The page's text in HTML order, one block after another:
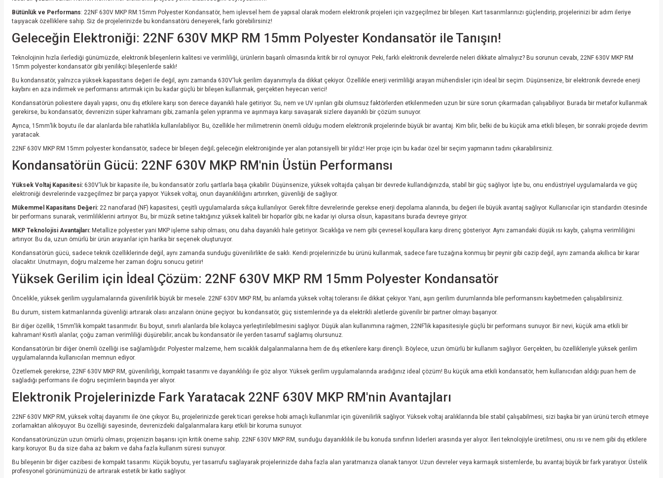
Bütünlük ve Performans: 22NF 630V MKP RM:15mm Polyester Kondansatör, hem işlevsel hem de yapısal olarak modern elektronik projeleri için vazgeçilmez bir bileşen. Kart tasarımlarınızı güçlendirip, projelerinizi bir adım ileriye
taşıyacak özelliklere sahip. Siz de projelerinizde bu kondansatörü deneyerek, farkı görebilirsiniz!
Geleceğin Elektroniği: 22NF 630V MKP RM 15mm Polyester Kondansatör ile Tanışın!
Teknolojinin hızla ilerlediği günümüzde, elektronik bileşenlerin kalitesi ve verimliliği, ürünlerin başarılı olmasında kritik bir rol oynuyor. Peki, farklı elektronik devrelerde neleri dikkate almalıyız? Bu sorunun cevabı, 22NF 630V MKP RM
15mm polyester kondansatör gibi yenilikçi bileşenlerde saklı!
Bu kondansatör, yalnızca yüksek kapasitans değeri ile değil, aynı zamanda 630V'luk gerilim dayanımıyla da dikkat çekiyor. Özellikle enerji verimliliği arayan mühendisler için ideal bir seçim. Düşünsenize, bir elektronik devrede enerji
kaybını en aza indirmek ve performansı artırmak için bu kadar güçlü bir bileşen kullanmak, gerçekten heyecan verici!
Kondansatörün poliestere dayalı yapısı, onu dış etkilere karşı son derece dayanıklı hale getiriyor. Su, nem ve UV ışınları gibi olumsuz faktörlerden etkilenmeden uzun bir süre sorun çıkarmadan çalışabiliyor. Burada bir metafor kullanmak
gerekirse, bu kondansatör, devrenizin süper kahramanı gibi; zamanla gelen yıpranma ve aşınmaya karşı savaşarak sizlere dayanıklı bir çözüm sunuyor.
Ayrıca, 15mm’lik boyutu ile dar alanlarda bile rahatlıkla kullanılabiliyor. Bu, özellikle her milimetrenin önemli olduğu modern elektronik projelerinde büyük bir avantaj. Kim bilir, belki de bu küçük ama etkili bileşen, bir sonraki projede devrim
yaratacak.
22NF 630V MKP RM 15mm polyester kondansatör, sadece bir bileşen değil; geleceğin elektroniğinde yer alan potansiyelli bir yıldız! Her proje için bu kadar özel bir seçim yapmanın tadını çıkarabilirsiniz.
Kondansatörün Gücü: 22NF 630V MKP RM'nin Üstün Performansı
Yüksek Voltaj Kapasitesi: 630V'luk bir kapasite ile, bu kondansatör zorlu şartlarla başa çıkabilir. Düşünsenize, yüksek voltajda çalışan bir devrede kullandığınızda, stabil bir güç sağlıyor. İşte bu, onu endüstriyel uygulamalarda ve güç
elektroniği devrelerinde vazgeçilmez bir parça yapıyor. Yüksek voltaj, onun dayanıklılığını artırırken, güvenliği de sağlıyor.
Mükemmel Kapasitans Değeri: 22 nanofarad (NF) kapasitesi, çeşitli uygulamalarda sıkça kullanılıyor. Gerek filtre devrelerinde gerekse enerji depolama alanında, bu değeri ile büyük avantaj sağlıyor. Kullanıcılar için standardın ötesinde
bir performans sunarak, verimliliklerini artırıyor. Bu, bir müzik setine taktığınız yüksek kaliteli bir hoparlör gibi; ne kadar iyi olursa olsun, kapasitans burada devreye giriyor.
MKP Teknolojisi Avantajları: Metallize polyester yani MKP işleme sahip olması, onu daha dayanıklı hale getiriyor. Sıcaklığa ve nem gibi çevresel koşullara karşı direnç gösteriyor. Aynı zamandaki düşük ısı kaybı, çalışma verimliliğini
artırıyor. Bu da, uzun ömürlü bir ürün arayanlar için harika bir seçenek oluşturuyor.
Kondansatörün gücü, sadece teknik özelliklerinde değil, aynı zamanda sunduğu güvenilirlikte de saklı. Kendi projelerinizde bu ürünü kullanmak, sadece fare tuzağına konmuş bir peynir gibi cazip değil, aynı zamanda akıllıca bir karar
olacaktır. Unutmayın, doğru malzeme her zaman doğru sonucu getirir!
Yüksek Gerilim için İdeal Çözüm: 22NF 630V MKP RM 15mm Polyester Kondansatör
Öncelikle, yüksek gerilim uygulamalarında güvenilirlik büyük bir mesele. 22NF 630V MKP RM, bu anlamda yüksek voltaj toleransı ile dikkat çekiyor. Yani, aşırı gerilim durumlarında bile performansını kaybetmeden çalışabilirsiniz.
Bu durum, sistem katmanlarında güvenliği artırarak olası arızaların önüne geçiyor. bu kondansatör, güç sistemlerinde ya da elektrikli aletlerde güvenilir bir partner olmayı başarıyor.
Bir diğer özellik, 15mm'lik kompakt tasarımıdır. Bu boyut, sınırlı alanlarda bile kolayca yerleştirilebilmesini sağlıyor. Düşük alan kullanımına rağmen, 22NF’lik kapasitesiyle güçlü bir performans sunuyor. Bir nevi, küçük ama etkili bir
kahraman! Kısıtlı alanlar, çoğu zaman verimliliği düşürebilir; ancak bu kondansatör ile yerden tasarruf sağlamış olursunuz.
Kondansatörün bir diğer önemli özelliği ise sağlamlığıdır. Polyester malzeme, hem sıcaklık dalgalanmalarına hem de dış etkenlere karşı dirençli. Böylece, uzun ömürlü bir kullanım sağlıyor. Gerçekten, bu özellikleriyle yüksek gerilim
uygulamalarında kullanıcıları memnun ediyor.
Özetlemek gerekirse, 22NF 630V MKP RM, güvenilirliği, kompakt tasarımı ve dayanıklılığı ile göz alıyor. Yüksek gerilim uygulamalarında aradığınız ideal çözüm! Bu küçük ama etkili kondansatör, hem kullanıcıdan aldığı puan hem de
sağladığı performans ile doğru seçimlerin başında yer alıyor.
Elektronik Projelerinizde Fark Yaratacak 22NF 630V MKP RM'nin Avantajları
22NF 630V MKP RM, yüksek voltaj dayanımı ile öne çıkıyor. Bu, projelerinizde gerek ticari gerekse hobi amaçlı kullanımlar için güvenilirlik sağlıyor. Yüksek voltaj aralıklarında bile stabil çalışabilmesi, sizi başka bir yan ürünü tercih etmeye
zorlamaktan alıkoyuyor. Bu özelliği sayesinde, devrenizdeki dalgalanmalara karşı etkili bir koruma sunuyor.
Kondansatörünüzün uzun ömürlü olması, projenizin başarısı için kritik öneme sahip. 22NF 630V MKP RM, sunduğu dayanıklılık ile bu konuda sınıfının liderleri arasında yer alıyor. İleri teknolojiyle üretilmesi, onu ısı ve nem gibi dış etkilere
karşı koruyor. Bu da size daha az bakım ve daha fazla kullanım süresi sunuyor.
Bu bileşenin bir diğer cazibesi de kompakt tasarımı. Küçük boyutu, yer tasarrufu sağlayarak projelerinizde daha fazla alan yaratmanıza olanak tanıyor. Uzun devreler veya karmaşık sistemlerde, bu avantaj büyük bir fark yaratıyor. Üstelik
profesyonel görünümünüzü de artırarak estetik bir katkı sağlıyor.